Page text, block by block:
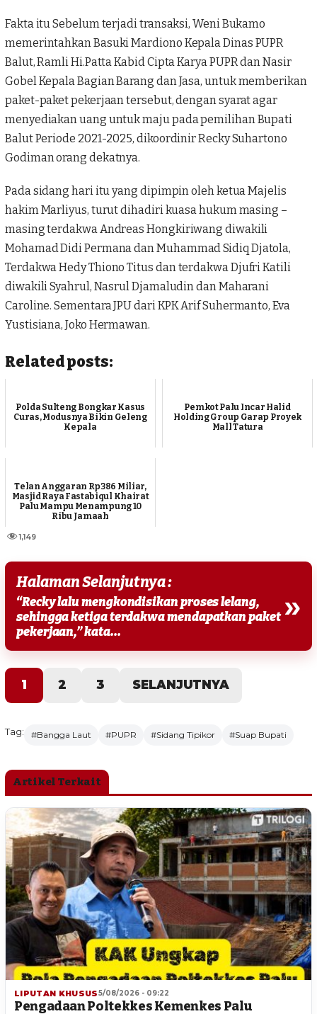
Fakta itu Sebelum terjadi transaksi, Weni Bukamo
memerintahkan Basuki Mardiono Kepala Dinas PUPR
Balut, Ramli Hi.Patta Kabid Cipta Karya PUPR dan Nasir
Gobel Kepala Bagian Barang dan Jasa, untuk memberikan
paket-paket pekerjaan tersebut, dengan syarat agar
menyediakan uang untuk maju pada pemilihan Bupati
Balut Periode 2021-2025, dikoordinir Recky Suhartono
Godiman orang dekatnya.
Pada sidang hari itu yang dipimpin oleh ketua Majelis
hakim Marliyus, turut dihadiri kuasa hukum masing –
masing terdakwa Andreas Hongkiriwang diwakili
Mohamad Didi Permana dan Muhammad Sidiq Djatola,
Terdakwa Hedy Thiono Titus dan terdakwa Djufri Katili
diwakili Syahrul, Nasrul Djamaludin dan Maharani
Caroline. Sementara JPU dari KPK Arif Suhermanto, Eva
Yustisiana, Joko Hermawan.
Related posts:
Polda Sulteng Bongkar Kasus
Curas, Modusnya Bikin Geleng
Kepala
Pemkot Palu Incar Halid
Holding Group Garap Proyek
Mall Tatura
Telan Anggaran Rp386 Miliar,
Masjid Raya Fastabiqul Khairat
Palu Mampu Menampung 10
Ribu Jamaah
1,149
Halaman Selanjutnya :
“Recky lalu mengkondisikan proses lelang,
sehingga ketiga terdakwa mendapatkan paket
pekerjaan,” kata...
»
1 2 3 SELANJUTNYA
Tag: #Bangga Laut #PUPR #Sidang Tipikor #Suap Bupati
Artikel Terkait
LIPUTAN KHUSUS5/08/2026 - 09:22
Pengadaan Poltekkes Kemenkes Palu